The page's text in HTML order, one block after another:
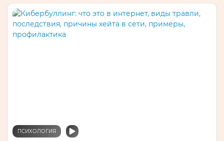
ПСИХОЛОГИЯ